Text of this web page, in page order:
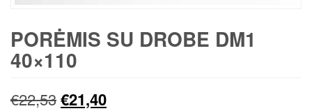
PORĖMIS SU DROBE DM1
40×110
€22,53Original
€21,40Current